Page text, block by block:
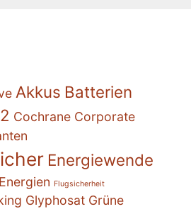
Akkus Batterien
Cochrane Corporate
Energiewende
Flugsicherheit
Glyphosat Grüne